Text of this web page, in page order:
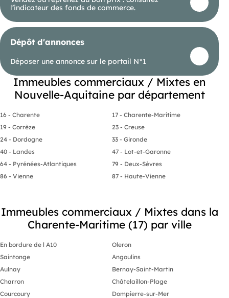
l’indicateur des fonds de commerce.
Dépôt d'annonces
Déposer une annonce sur le portail N°1
Immeubles commerciaux / Mixtes en
Nouvelle-Aquitaine par département
16 - Charente
17 - Charente-Maritime
19 - Corrèze
23 - Creuse
24 - Dordogne
33 - Gironde
40 - Landes
47 - Lot-et-Garonne
64 - Pyrénées-Atlantiques
79 - Deux-Sèvres
86 - Vienne
87 - Haute-Vienne
Immeubles commerciaux / Mixtes dans la
Charente-Maritime (17) par ville
En bordure de l A10
Oleron
Saintonge
Angoulins
Aulnay
Bernay-Saint-Martin
Charron
Châtelaillon-Plage
Courcoury
Dompierre-sur-Mer